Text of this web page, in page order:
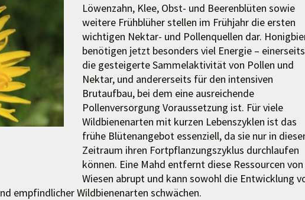
Löwenzahn, Klee, Obst- und Beerenblüten sowie
weitere Frühblüher stellen im Frühjahr die ersten
wichtigen Nektar- und Pollenquellen dar.
benötigen jetzt besonders viel Energie –
die gesteigerte Sammelaktivität von Pollen und
Nektar, und andererseits für den intensiven
Brutaufbau, bei dem eine ausreichende
Pollenversorgung Voraussetzung ist. Für viele
Wildbienenarten mit kurzen Lebenszyklen ist das
frühe Blütenangebot essenziell, da sie nur in
Zeitraum ihren Fortpflanzungszyklus durchlaufen
können. Eine Mahd entfernt diese Ressourcen von
Wiesen abrupt und kann sowohl die Entwicklung
empfindlicher Wildbienenarten schwächen.